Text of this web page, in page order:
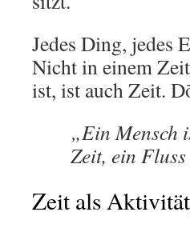
Jedes Ding, jedes
Nicht in einem
ist, ist auch Zeit.
„Ein Mensch
Zeit, ein
Zeit als